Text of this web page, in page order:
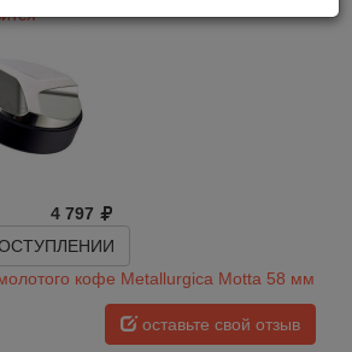
4 797
кофе Metallurgica Motta 58 мм
оставьте свой отзыв